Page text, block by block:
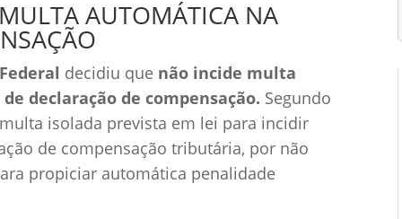
AUTOMÁTICA NA
decidiu que não incide multa
declaração de compensação. Segundo
isolada prevista em lei para incidir
de compensação tributária, por não
propiciar automática penalidade